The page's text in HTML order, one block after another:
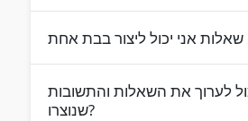
לערוך את השאלות והתשובות
שנוצרו?